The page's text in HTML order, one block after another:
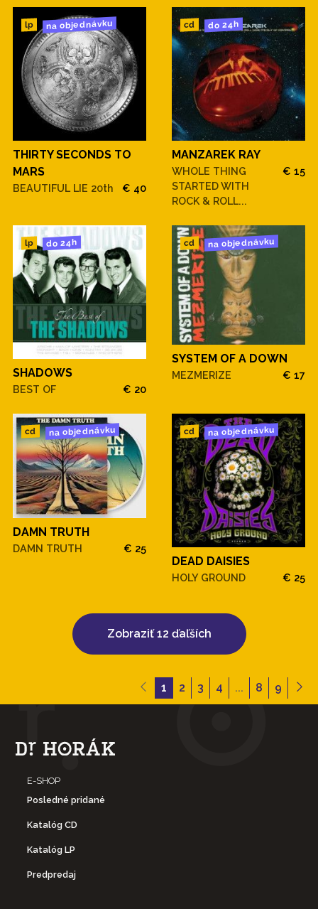
lp na objednávku
THIRTY SECONDS TO
MARS
BEAUTIFUL LIE 20th € 40
cd do 24h
MANZAREK RAY
WHOLE THING
STARTED WITH
ROCK & ROLL...
€ 15
lp do 24h
SHADOWS
BEST OF € 20
cd na objednávku
SYSTEM OF A DOWN
MEZMERIZE € 17
cd na objednávku
DAMN TRUTH
DAMN TRUTH € 25
cd na objednávku
DEAD DAISIES
HOLY GROUND € 25
Zobraziť 12 ďaľších
1 2 3 4 ... 8 9
E-SHOP
Posledné pridané
Katalóg CD
Katalóg LP
Predpredaj